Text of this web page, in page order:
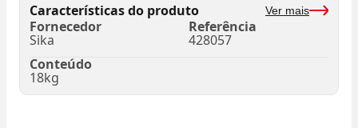
Características do produto Ver mais
Fornecedor
Sika
Referência
428057
Conteúdo
18kg